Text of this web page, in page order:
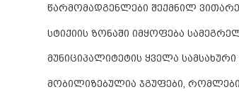
წარმომადგენლები შექმნილ
სტიქიის ზონაში იმყოფება
მუნიციპალიტეტის ყველა
მობილიზებულია ჯგუფები,